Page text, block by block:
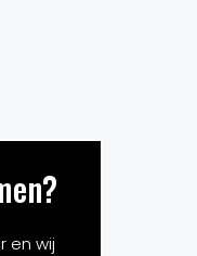
en wij